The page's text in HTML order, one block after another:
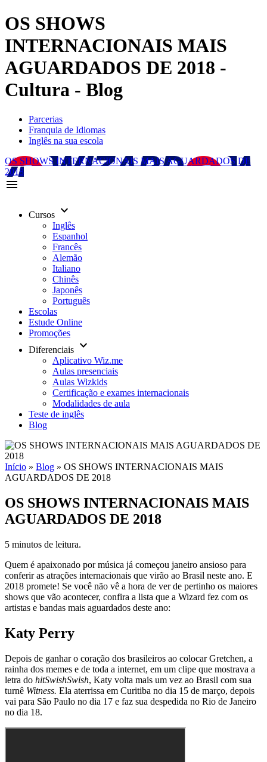
OS SHOWS
INTERNACIONAIS MAIS
AGUARDADOS DE 2018 -
Cultura - Blog
Parcerias
Franquia de Idiomas
Inglês na sua escola
OS SHOWS INTERNACIONAIS MAIS AGUARDADOS DE
2018
menu
Cursos keyboard_arrow_down
Inglês
Espanhol
Francês
Alemão
Italiano
Chinês
Japonês
Português
Escolas
Estude Online
Promoções
Diferenciais keyboard_arrow_down
Aplicativo Wiz.me
Aulas presenciais
Aulas Wizkids
Certificação e exames internacionais
Modalidades de aula
Teste de inglês
Blog
Início » Blog » OS SHOWS INTERNACIONAIS MAIS
AGUARDADOS DE 2018
OS SHOWS INTERNACIONAIS MAIS
AGUARDADOS DE 2018
5 minutos de leitura.
Quem é apaixonado por música já começou janeiro ansioso para
conferir as atrações internacionais que virão ao Brasil neste ano. E
2018 promete! Se você não vê a hora de ver de pertinho os maiores
shows que vão acontecer, confira a lista que a Wizard fez com os
artistas e bandas mais aguardados deste ano:
Katy Perry
Depois de ganhar o coração dos brasileiros ao colocar Gretchen, a
rainha dos memes e de toda a internet, em um clipe que mostrava a
letra do hitSwishSwish, Katy volta mais um vez ao Brasil com sua
turnê Witness. Ela aterrissa em Curitiba no dia 15 de março, depois
vai para São Paulo no dia 17 e faz sua despedida no Rio de Janeiro
no dia 18.